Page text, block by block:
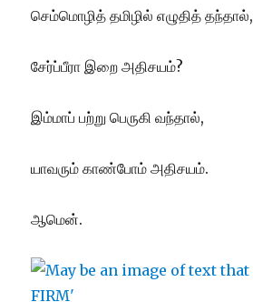
செம்மொழித் தமிழில் எழுதித் தந்தால்,
சேர்ப்பீரா இறை அதிசயம்?
இம்மாப் பற்று பெருகி வந்தால்,
யாவரும் காண்போம் அதிசயம்.
ஆமென்.